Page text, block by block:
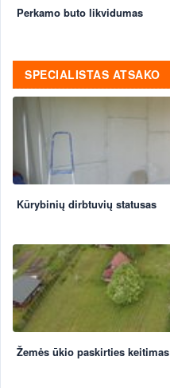
Perkamo buto likvidumas
SPECIALISTAS ATSAKO
Kūrybinių dirbtuvių statusas
Žemės ūkio paskirties keitimas